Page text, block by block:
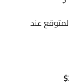
عند